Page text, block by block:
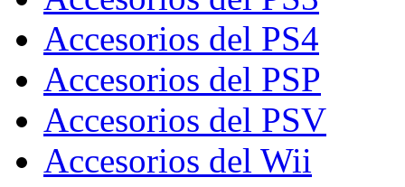
Accesorios del PS4
Accesorios del PSP
Accesorios del PSV
Accesorios del Wii